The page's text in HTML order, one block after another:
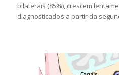
bilaterais (85%), crescem
diagnosticados a partir da